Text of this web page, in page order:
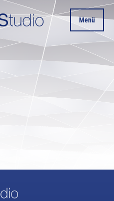
Menü